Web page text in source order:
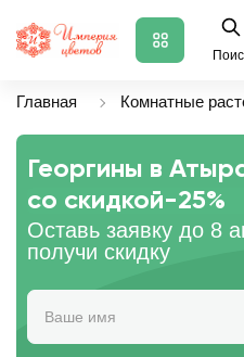
Главная Комнатные
Георгины в
со скидкой-25%
Оставь заявку до 8
получи скидку